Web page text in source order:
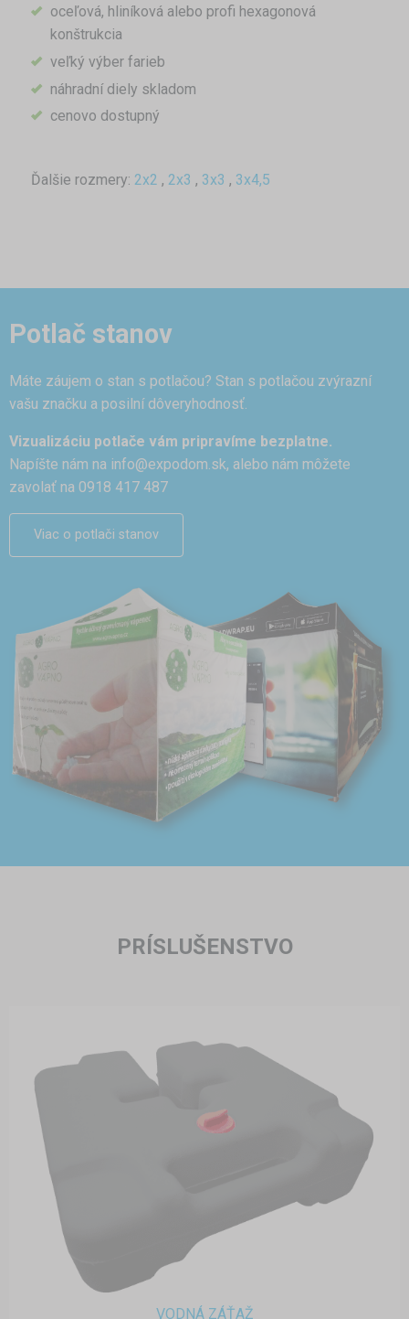
oceľová, hliníková alebo profi hexagonová
konštrukcia
veľký výber farieb
náhradní diely skladom
cenovo dostupný
Ďalšie rozmery: 2x2 , 2x3 , 3x3 , 3x4,5
Potlač stanov
Máte záujem o stan s potlačou? Stan s potlačou zvýrazní
vašu značku a posilní dôveryhodnosť.
Vizualizáciu potlače vám pripravíme bezplatne.
Napíšte nám na info@expodom.sk, alebo nám môžete
zavolať na 0918 417 487
Viac o potlači stanov
PRÍSLUŠENSTVO
VODNÁ ZÁŤAŽ